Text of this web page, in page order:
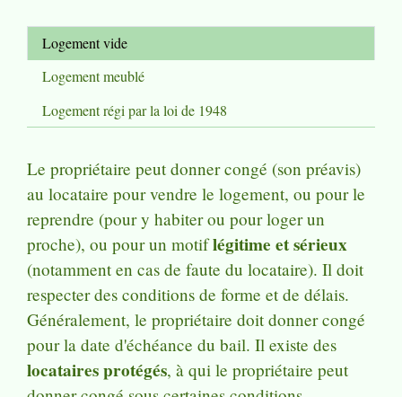
Logement vide
Logement meublé
Logement régi par la loi de 1948
Le propriétaire peut donner congé (son préavis)
au locataire pour vendre le logement, ou pour le
reprendre (pour y habiter ou pour loger un
proche), ou pour un motiflégitime et sérieux
(notamment en cas de faute du locataire). Il doit
respecter des conditions de forme et de délais.
Généralement, le propriétaire doit donner congé
pour la date d'échéance du bail. Il existe des
locataires protégés, à qui le propriétaire peut